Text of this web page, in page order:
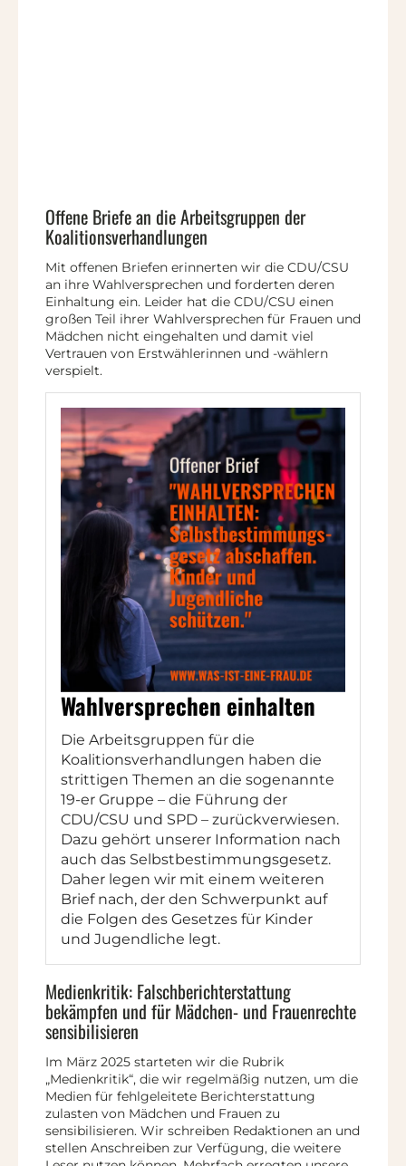
Offene Briefe an die Arbeitsgruppen der
Koalitionsverhandlungen
Mit offenen Briefen erinnerten wir die CDU/CSU
an ihre Wahlversprechen und forderten deren
Einhaltung ein. Leider hat die CDU/CSU einen
großen Teil ihrer Wahlversprechen für Frauen und
Mädchen nicht eingehalten und damit viel
Vertrauen von Erstwählerinnen und -wählern
verspielt.
Wahlversprechen einhalten
Die Arbeitsgruppen für die
Koalitionsverhandlungen haben die
strittigen Themen an die sogenannte
19-er Gruppe – die Führung der
CDU/CSU und SPD – zurückverwiesen.
Dazu gehört unserer Information nach
auch das Selbstbestimmungsgesetz.
Daher legen wir mit einem weiteren
Brief nach, der den Schwerpunkt auf
die Folgen des Gesetzes für Kinder
und Jugendliche legt.
Medienkritik: Falschberichterstattung
bekämpfen und für Mädchen- und Frauenrechte
sensibilisieren
Im März 2025 starteten wir die Rubrik
„Medienkritik“, die wir regelmäßig nutzen, um die
Medien für fehlgeleitete Berichterstattung
zulasten von Mädchen und Frauen zu
sensibilisieren. Wir schreiben Redaktionen an und
stellen Anschreiben zur Verfügung, die weitere